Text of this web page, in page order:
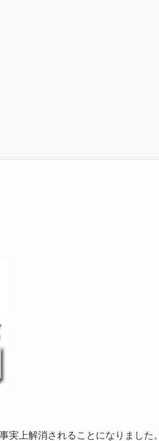
実上解消されることになりました。